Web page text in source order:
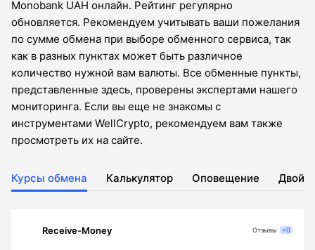
Monobank UAH онлайн. Рейтинг регулярно
обновляется. Рекомендуем учитывать ваши пожелания
по сумме обмена при выборе обменного сервиса, так
как в разных пунктах может быть различное
количество нужной вам валюты. Все обменные пункты,
представленные здесь, проверены экспертами нашего
мониторинга. Если вы еще не знакомы с
инструментами WellCrypto, рекомендуем вам также
просмотреть их на сайте.
Курсы обмена Калькулятор Оповещение
Receive-Money Отзывы +0